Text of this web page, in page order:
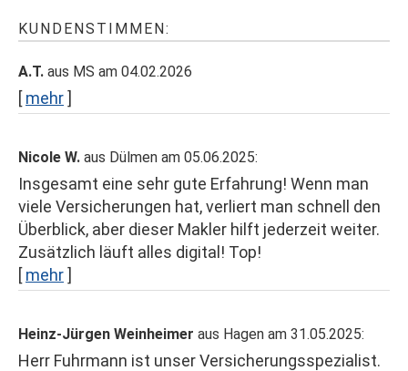
KUNDENSTIMMEN:
A.T. aus MS am 04.02.2026
[mehr]
Nicole W. aus Dülmen am 05.06.2025:
Insgesamt eine sehr gute Erfahrung! Wenn man
viele Versicherungen hat, verliert man schnell den
Überblick, aber dieser Makler hilft jederzeit weiter.
Zusätzlich läuft alles digital! Top!
[mehr]
Heinz-Jürgen Weinheimer aus Hagen am 31.05.2025:
Herr Fuhrmann ist unser Versicherungsspezialist.